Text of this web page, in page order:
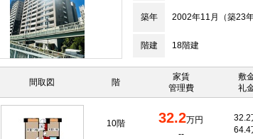
築年
2002年11月（築23年
階建 18階建
間取図 階
家賃
管理費
敷
礼
10階 32.2万円
--
32.2
64.4